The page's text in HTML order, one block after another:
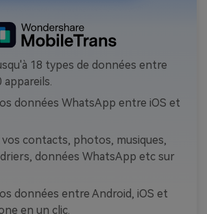
18 types de données entre
appareils.
données WhatsApp entre iOS et
vos contacts, photos, musiques,
données WhatsApp etc sur
données entre Android, iOS et
en un clic.